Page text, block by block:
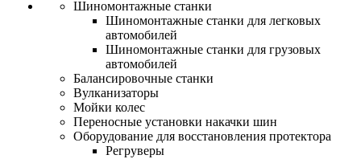
Шиномонтажные станки
Шиномонтажные станки для легковых
автомобилей
Шиномонтажные станки для грузовых
автомобилей
Балансировочные станки
Вулканизаторы
Мойки колес
Переносные установки накачки шин
Оборудование для восстановления протектора
Регруверы